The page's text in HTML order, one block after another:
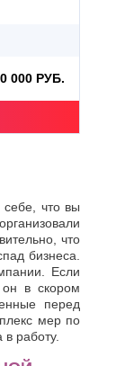
000 РУБ.
себе, что вы
что
бизнеса.
Если
в скором
перед
мер по
работу.